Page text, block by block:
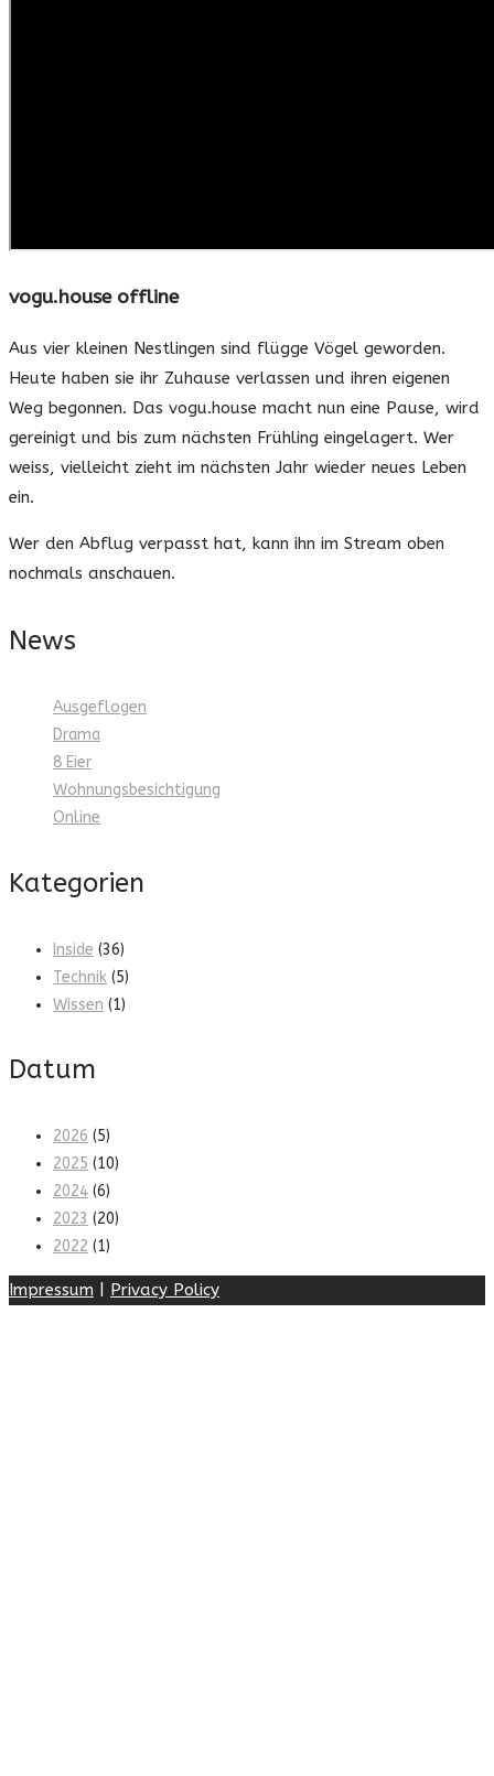
vogu.house offline
Aus vier kleinen Nestlingen sind flügge Vögel geworden.
Heute haben sie ihr Zuhause verlassen und ihren eigenen
Weg begonnen. Das vogu.house macht nun eine Pause, wird
gereinigt und bis zum nächsten Frühling eingelagert. Wer
weiss, vielleicht zieht im nächsten Jahr wieder neues Leben
ein.
Wer den Abflug verpasst hat, kann ihn im Stream oben
nochmals anschauen.
News
Ausgeflogen
Drama
8 Eier
Wohnungsbesichtigung
Online
Kategorien
Inside (36)
Technik (5)
Wissen (1)
Datum
2026 (5)
2025 (10)
2024 (6)
2023 (20)
2022 (1)
Impressum Privacy Policy